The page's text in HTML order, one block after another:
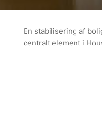
En stabilisering af
centralt element i